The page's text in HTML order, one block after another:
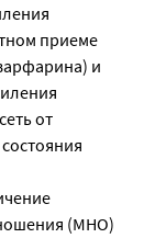
приеме
и
от
(МНО)